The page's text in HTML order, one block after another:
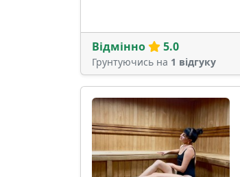
Відмінно 5.0
Грунтуючись на 1 відгуку